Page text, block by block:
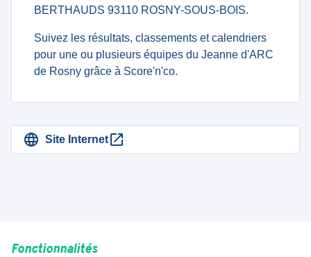
BERTHAUDS 93110 ROSNY-SOUS-BOIS.
Suivez les résultats, classements et calendriers
pour une ou plusieurs équipes du Jeanne d'ARC
de Rosny grâce à Score'n'co.
Site Internet
Fonctionnalités